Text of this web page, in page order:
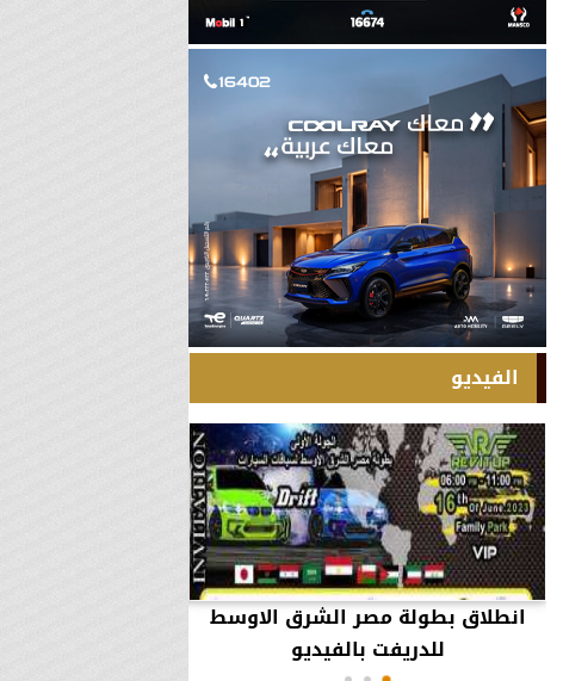
الفيديو
انطلاق بطولة مصر الشرق الاوسط
للدريفت بالفيديو